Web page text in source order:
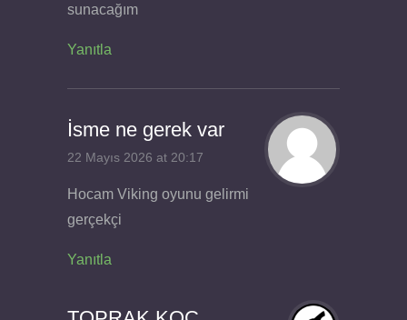
sunacağım
Yanıtla
İsme ne gerek var
22 Mayıs 2026 at 20:17
Hocam Viking oyunu gelirmi
gerçekçi
Yanıtla